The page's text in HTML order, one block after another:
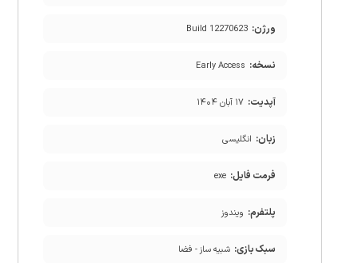
ورژن: Build 12270623
نسخه: Early Access
آپدیت: ۱۷ آبان ۱۴۰۴
زبان: انگلیسی
فرمت فایل: exe
پلتفرم: ویندوز
سبک بازی: شبیه ساز - فضا